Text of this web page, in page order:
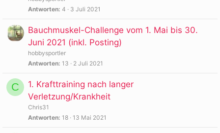
Antworten 4 3 Juli 2021
Bauchmuskel-Challenge vom 1. Mai bis 30.
Juni 2021 (inkl. Posting)
hobbysportler
Antworten 13 2 Juli 2021
C
1. Krafttraining nach langer
Verletzung/Krankheit
Chris31
Antworten 18 13 Mai 2021